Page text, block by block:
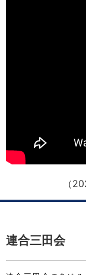
（
連合三田会